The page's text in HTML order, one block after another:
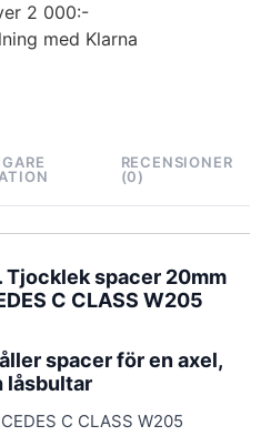
2 000:-
med Klarna
RECENSIONER
(0)
Tjocklek spacer 20mm
C CLASS W205
spacer för en axel,
låsbultar
C CLASS W205